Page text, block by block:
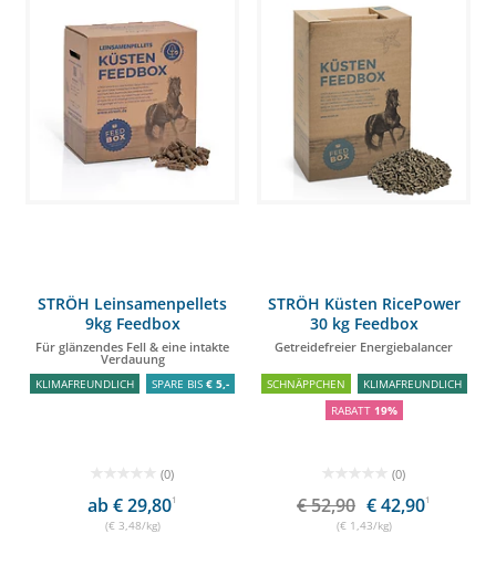
STRÖH Leinsamenpellets
9kg Feedbox
Für glänzendes Fell & eine intakte
Verdauung
KLIMAFREUNDLICH SPARE BIS € 5,-
(0)
ab € 29,801
(€ 3,48/kg)
STRÖH Küsten RicePower
30 kg Feedbox
Getreidefreier Energiebalancer
SCHNÄPPCHEN
KLIMAFREUNDLICH
RABATT 19%
(0)
€ 52,90 € 42,901
(€ 1,43/kg)